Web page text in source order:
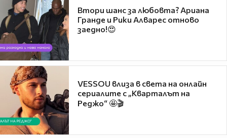
Втори шанс за любовта? Ариана
Гранде и Рики Алварес отново
заедно!😍
VESSOU влиза в света на онлайн
сериалите с „Кварталът на
Реджо“ 🤩🎬